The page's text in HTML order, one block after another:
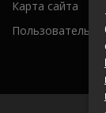
Карта сайта